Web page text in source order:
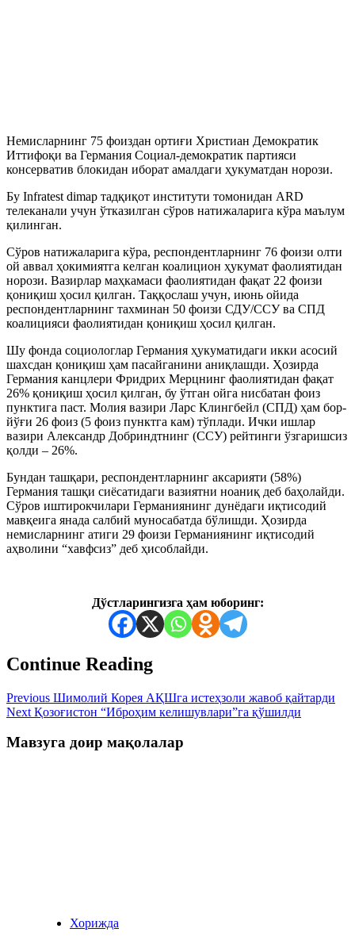
Немисларнинг 75 фоиздан ортиғи Христиан Демократик
Иттифоқи ва Германия Социал-демократик партияси
консерватив блокидан иборат амалдаги ҳукуматдан норози.
Бу Infratest dimap тадқиқот институти томонидан ARD
телеканали учун ўтказилган сўров натижаларига кўра маълум
қилинган.
Сўров натижаларига кўра, респондентларнинг 76 фоизи олти
ой аввал ҳокимиятга келган коалицион ҳукумат фаолиятидан
норози. Вазирлар маҳкамаси фаолиятидан фақат 22 фоизи
қониқиш ҳосил қилган. Таққослаш учун, июнь ойида
респондентларнинг тахминан 50 фоизи СДУ/ССУ ва СПД
коалицияси фаолиятидан қониқиш ҳосил қилган.
Шу фонда социологлар Германия ҳукуматидаги икки асосий
шахсдан қониқиш ҳам пасайганини аниқлашди. Ҳозирда
Германия канцлери Фридрих Мерцнинг фаолиятидан фақат
26% қониқиш ҳосил қилган, бу ўтган ойга нисбатан фоиз
пунктига паст. Молия вазири Ларс Клингбейл (СПД) ҳам бор-
йўғи 26 фоиз (5 фоиз пунктга кам) тўплади. Ички ишлар
вазири Александр Добриндтнинг (ССУ) рейтинги ўзгаришсиз
қолди – 26%.
Бундан ташқари, респондентларнинг аксарияти (58%)
Германия ташқи сиёсатидаги вазиятни ноаниқ деб баҳолайди.
Сўров иштирокчилари Германиянинг дунёдаги иқтисодий
мавқеига янада салбий муносабатда бўлишди. Ҳозирда
немисларнинг атиги 29 фоизи Германиянинг иқтисодий
аҳволини “хавфсиз” деб ҳисоблайди.
Дўстларингизга ҳам юборинг:
Continue Reading
Previous Шимолий Корея АҚШга истеҳзоли жавоб қайтарди
Next Қозоғистон “Иброҳим келишувлари”га қўшилди
Мавзуга доир мақолалар
Хорижда